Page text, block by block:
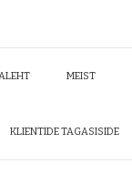
MEIST
KLIENTIDE TAGASISIDE